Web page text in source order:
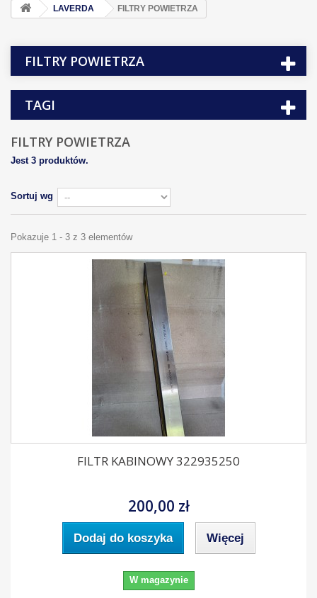
LAVERDA FILTRY POWIETRZA
FILTRY POWIETRZA
TAGI
FILTRY POWIETRZA
Jest 3 produktów.
Sortuj wg
Pokazuje 1 - 3 z 3 elementów
FILTR KABINOWY 322935250
200,00 zł
Dodaj do koszyka Więcej
W magazynie